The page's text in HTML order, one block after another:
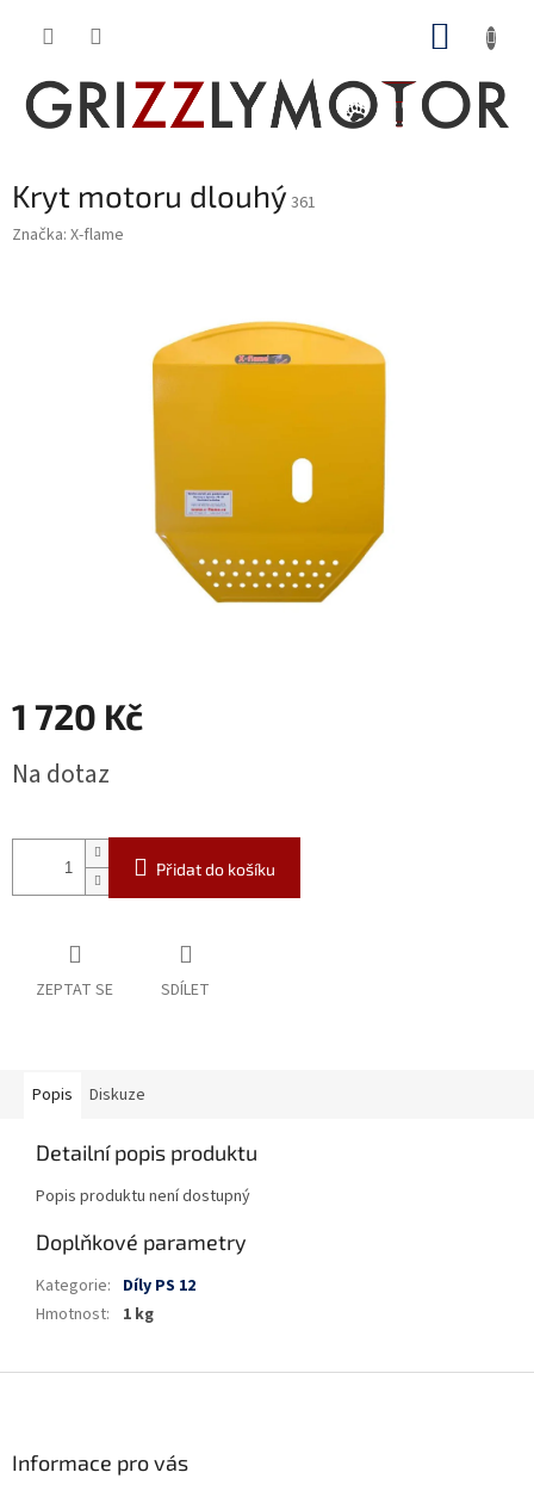
Kryt motoru dlouhý 361
Značka: X-flame
1 720 Kč
cena:
Na dotaz
Přidat do košíku
ZEPTAT SE SDÍLET
Popis Diskuze
Detailní popis produktu
Popis produktu není dostupný
Doplňkové parametry
Kategorie: Díly PS 12
Hmotnost: 1 kg
Informace pro vás